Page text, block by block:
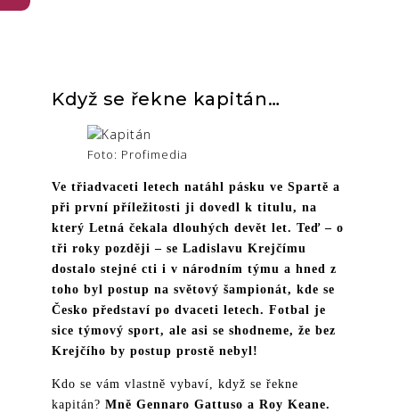
Když se řekne kapitán…
Foto: Profimedia
Ve třiadvaceti letech natáhl pásku ve Spartě a
při první příležitosti ji dovedl k titulu, na
který Letná čekala dlouhých devět let. Teď – o
tři roky později – se Ladislavu Krejčímu
dostalo stejné cti i v národním týmu a hned z
toho byl postup na světový šampionát, kde se
Česko představí po dvaceti letech. Fotbal je
sice týmový sport, ale asi se shodneme, že bez
Krejčího by postup prostě nebyl!
Kdo se vám vlastně vybaví, když se řekne
kapitán? Mně Gennaro Gattuso a Roy Keane.